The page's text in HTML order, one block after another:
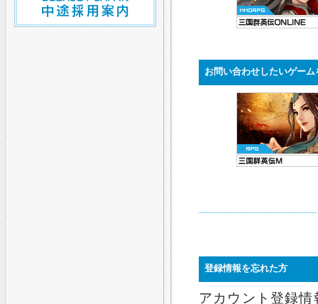
お問い合わせしたいゲー
登録情報を忘れた方
アカウント登録